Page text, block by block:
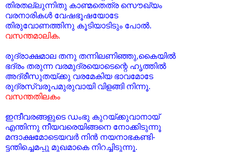
തിരതല്ലുന്നിതു കാണ്മതെത്ര സൌഖ്യം
വരനാരികള്‍ വേഷഭൂഷയോടേ
തിരുവോണത്തിനു കൂടിയാടിടും പോല്‍.
വസന്തമാലിക.
രുദ്രാക്ഷമാല തനു തന്നിലണിഞ്ഞു,കൈയില്‍
ഭദ്രം തരുന്ന വരമുദ്രയൊടെന്റെ ഹൃത്തില്‍
അദ്രീസുതയ്ക്കു വരമേകിയ ഭാവമോടേ
രുദ്രസ്വരൂപമുരുവായി വിളങ്ങി നിന്നൂ.
വസന്തതിലകം
ഇന്ദീവരങ്ങളുടെ ഡംഭു കുറയ്ക്കുവാനായ്
എന്തിന്നു നീയവരെയിങ്ങനെ നോക്കിടുന്നൂ
മന്ദാക്ഷമോടെയവര്‍ നിന്‍ നയനാഭകണ്ടി-
ട്ടന്തിച്ചെമപ്പു മുഖമാകെ നിറച്ചിടുന്നൂ.